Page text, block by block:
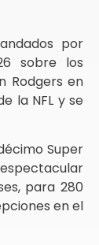
por
sobre los
Rodgers en
la NFL y se
Super
para 280
en el